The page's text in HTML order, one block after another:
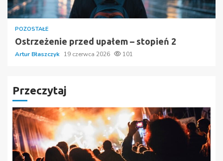
POZOSTAŁE
Ostrzeżenie przed upałem – stopień 2
Artur Błaszczyk 19 czerwca 2026 101
Przeczytaj